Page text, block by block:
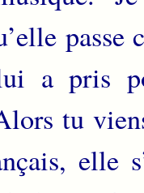
passe
a pris
tu
elle